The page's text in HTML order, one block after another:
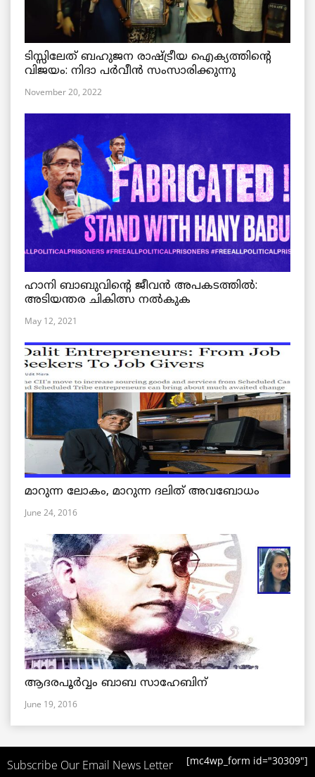
ടിസ്സിലേത് ബഹുജന രാഷ്ട്രീയ ഐക്യത്തിന്റെ
വിജയം: നിദാ പർവീൻ സംസാരിക്കുന്നു
November 20, 2022
ഹാനി ബാബുവിന്റെ ജീവൻ അപകടത്തിൽ:
അടിയന്തര ചികിത്സ നൽകുക
May 12, 2021
മാറുന്ന ലോകം, മാറുന്ന ദലിത് അവബോധം
June 24, 2016
ആദരപൂര്‍വ്വം ബാബ സാഹേബിന്
June 19, 2016
Subscribe Our Email News Letter [mc4wp_form id="30309"]